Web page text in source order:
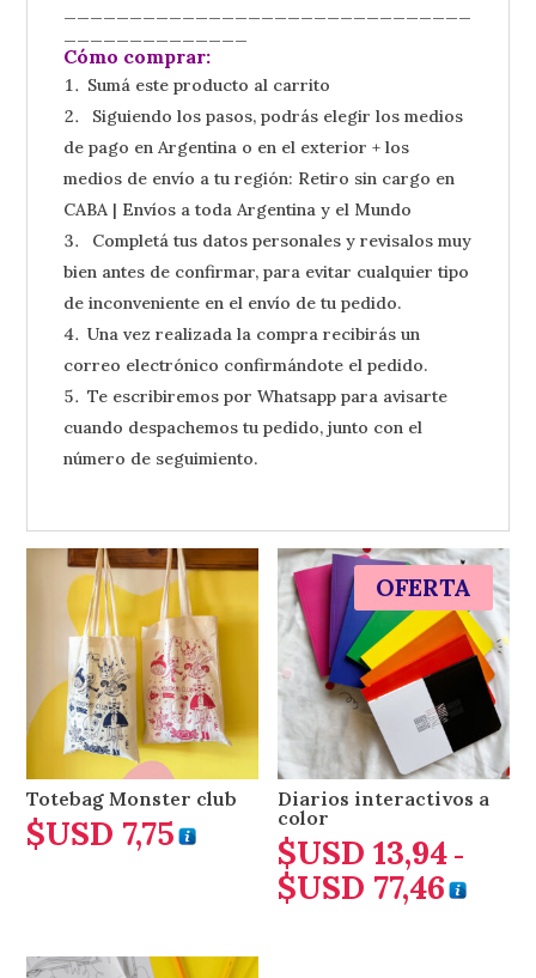
Cómo comprar:
Sumá este producto al carrito
Siguiendo los pasos, podrás elegir los medios
de pago en Argentina o en el exterior + los
medios de envío a tu región: Retiro sin cargo en
CABA | Envíos a toda Argentina y el Mundo
Completá tus datos personales y revisalos muy
bien antes de confirmar, para evitar cualquier tipo
de inconveniente en el envío de tu pedido.
Una vez realizada la compra recibirás un
correo electrónico confirmándote el pedido.
Te escribiremos por Whatsapp para avisarte
cuando despachemos tu pedido, junto con el
número de seguimiento.
Totebag Monster club
$USD 7,75
OFERTA
Diarios interactivos a
color
$USD 13,94 -
$USD 77,46Rango